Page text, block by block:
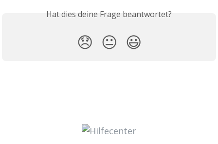
Hat dies deine Frage beantwortet?
😞 😐 😃